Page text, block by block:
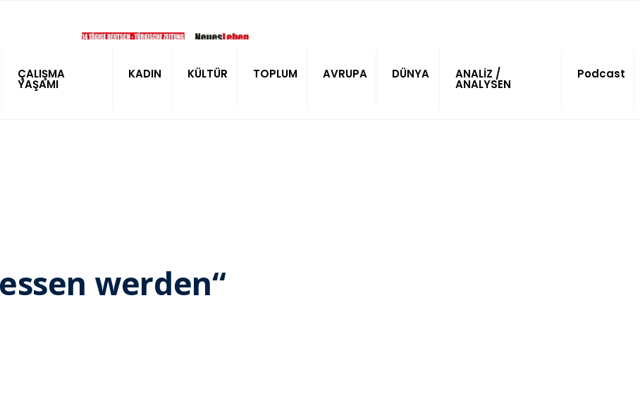
ÇALIŞMA
YAŞAMI
KADIN KÜLTÜR TOPLUM AVRUPA DÜNYA ANALİZ /
ANALYSEN
Podcast
werden“